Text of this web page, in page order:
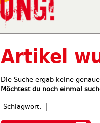
Artikel
Die Suche ergab keine
Möchtest du noch einmal
Schlagwort: